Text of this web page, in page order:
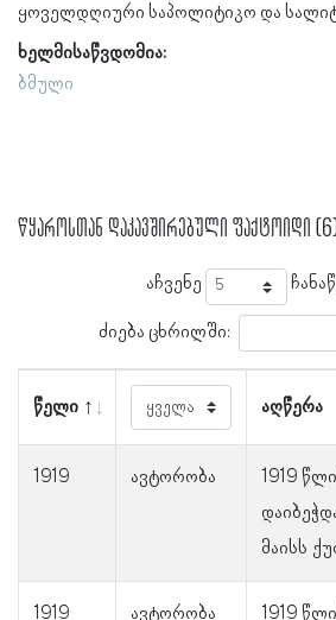
ყოველდღიური საპოლიტიკო და
ხელმისაწვდომია:
ბმული
წყაროსთან დაკავშირებული ფაქტოიდი
აჩვენე
ძიება ცხრილში:
წელი აღწერა
1919 ავტორობა
1919
მაისს
1919 ავტორობა
1919